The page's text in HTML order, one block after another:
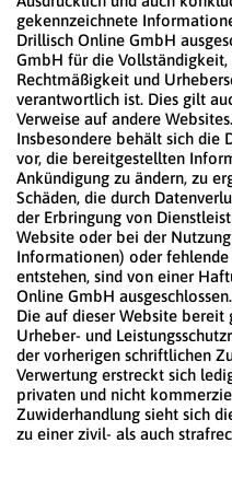
gekennzeichnete
Drillisch Online GmbH
GmbH für die
Rechtmäßigkeit und
verantwortlich ist. Dies gilt
Verweise auf andere Websites.
Insbesondere behält sich die
vor, die bereitgestellten
Ankündigung zu ändern, zu
Schäden, die durch
der Erbringung von
Website oder bei der
Informationen) oder
entstehen, sind von einer
Online GmbH ausgeschlossen.
Die auf dieser Website
Urheber- und
der vorherigen schriftlichen
Verwertung erstreckt sich
privaten und nicht
Zuwiderhandlung sieht sich
zu einer zivil- als auch